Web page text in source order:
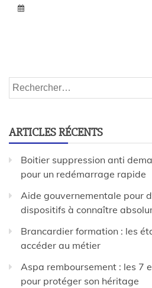
ARTICLES RÉCENTS
Boitier suppression anti
pour un redémarrage rapide
Aide gouvernementale pour
dispositifs à connaître
Brancardier formation : les
accéder au métier
Aspa remboursement : les 7
pour protéger son héritage